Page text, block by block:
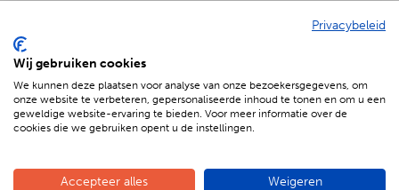
De voordelen van BBQenzo.nl
Privacybeleid
Wij gebruiken cookies
We kunnen deze plaatsen voor analyse van onze bezoekersgegevens, om
onze website te verbeteren, gepersonaliseerde inhoud te tonen en om u een
geweldige website-ervaring te bieden. Voor meer informatie over de
cookies die we gebruiken opent u de instellingen.
Accepteer alles Weigeren